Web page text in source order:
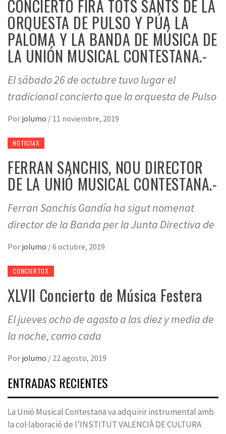
CONCIERTO FIRA TOTS SANTS DE LA
ORQUESTA DE PULSO Y PÚA LA
PALOMA Y LA BANDA DE MÚSICA DE
LA UNIÓN MUSICAL CONTESTANA.-
El sábado 26 de octubre tuvo lugar el
tradicional concierto que la orquesta de Pulso
Por jolumo / 11 noviembre, 2019
NOTICIAS
FERRAN SANCHIS, NOU DIRECTOR
DE LA UNIÓ MUSICAL CONTESTANA.-
Ferran Sanchis Gandía ha sigut nomenat
director de la Banda per la Junta Directiva de
Por jolumo /6 octubre, 2019
CONCIERTOS
XLVII Concierto de Música Festera
El jueves ocho de agosto a las diez y media de
la noche, como cada
Por jolumo / 22 agosto, 2019
ENTRADAS RECIENTES
La Unió Musical Contestana va adquirir instrumental amb
la col·laboració de l’INSTITUT VALENCIÀ DE CULTURA